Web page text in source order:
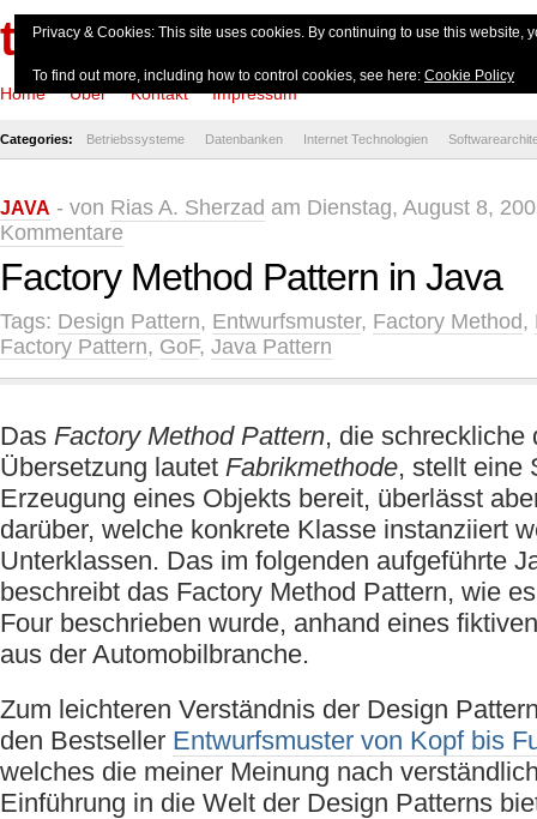
theserverside.de
Home Über Kontakt Impressum
Categories: Betriebssysteme Datenbanken Internet Technologien
JAVA - von Rias A. Sherzad am Dienstag, August 8,
Kommentare
Factory Method Pattern in Java
Tags: Design Pattern, Entwurfsmuster, Factory Method,
Factory Pattern, GoF, Java Pattern
Das Factory Method Pattern, die schreckliche
Übersetzung lautet Fabrikmethode, stellt eine
Erzeugung eines Objekts bereit, überlässt
darüber, welche konkrete Klasse instanziiert
Unterklassen. Das im folgenden aufgeführte
beschreibt das Factory Method Pattern, wie
Four beschrieben wurde, anhand eines
aus der Automobilbranche.
Zum leichteren Verständnis der Design
den Bestseller Entwurfsmuster von Kopf bis
welches die meiner Meinung nach
Einführung in die Welt der Design Patterns
Privacy & Cookies: This site uses cookies. By continuing to use this website,
To find out more, including how to control cookies, see here: Cookie Policy